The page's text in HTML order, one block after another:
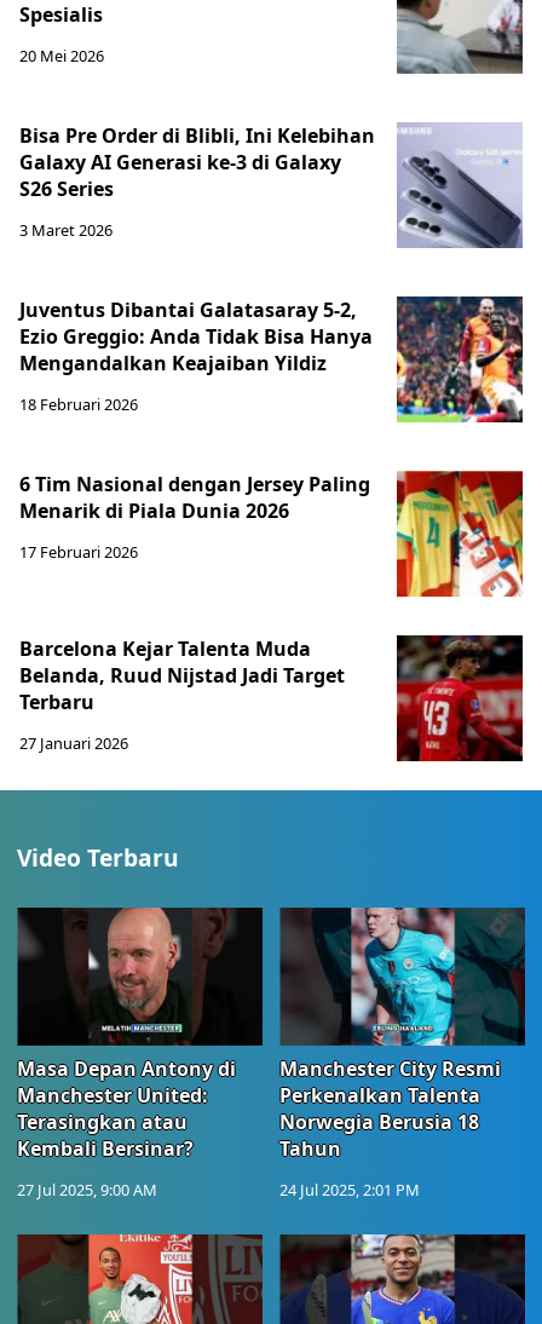
Spesialis
20 Mei 2026
Bisa Pre Order di Blibli, Ini Kelebihan
Galaxy AI Generasi ke-3 di Galaxy
S26 Series
3 Maret 2026
Juventus Dibantai Galatasaray 5-2,
Ezio Greggio: Anda Tidak Bisa Hanya
Mengandalkan Keajaiban Yildiz
18 Februari 2026
6 Tim Nasional dengan Jersey Paling
Menarik di Piala Dunia 2026
17 Februari 2026
Barcelona Kejar Talenta Muda
Belanda, Ruud Nijstad Jadi Target
Terbaru
27 Januari 2026
Video Terbaru
Masa Depan Antony di
Manchester United:
Terasingkan atau
Kembali Bersinar?
27 Jul 2025, 9:00 AM
Manchester City Resmi
Perkenalkan Talenta
Norwegia Berusia 18
Tahun
24 Jul 2025, 2:01 PM